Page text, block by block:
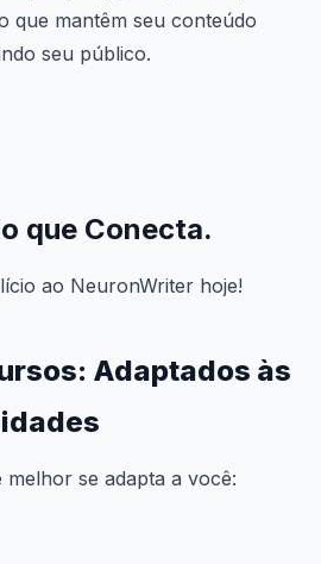
que mantêm seu conteúdo
seu público.
que Conecta.
ao NeuronWriter hoje!
Adaptados às
se adapta a você: